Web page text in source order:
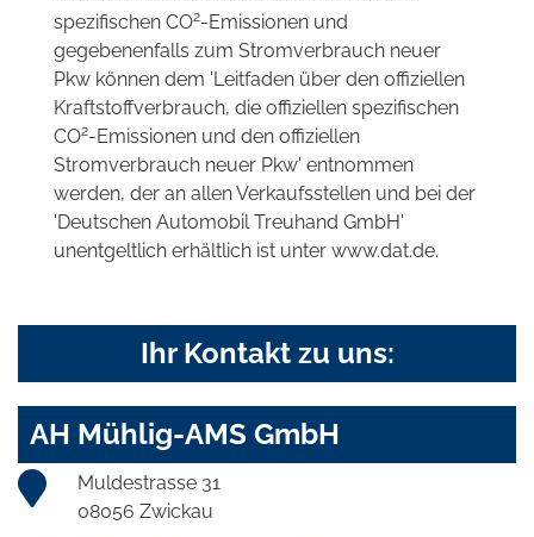
spezifischen CO2-Emissionen und
gegebenenfalls zum Stromverbrauch neuer
Pkw können dem 'Leitfaden über den offiziellen
Kraftstoffverbrauch, die offiziellen spezifischen
CO2-Emissionen und den offiziellen
Stromverbrauch neuer Pkw' entnommen
werden, der an allen Verkaufsstellen und bei der
'Deutschen Automobil Treuhand GmbH'
unentgeltlich erhältlich ist unter www.dat.de.
Ihr Kontakt zu uns:
AH Mühlig-AMS GmbH
Muldestrasse 31
08056 Zwickau